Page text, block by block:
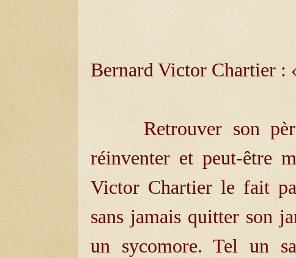
Bernard Victor Chartier :
Retrouver son
réinventer et peut-être
Victor Chartier le fait
sans jamais quitter son
un sycomore. Tel un